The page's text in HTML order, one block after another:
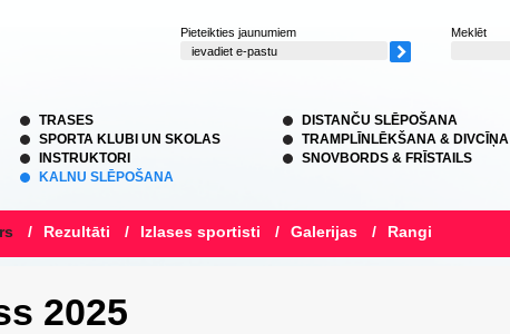
Pieteikties jaunumiem Meklēt
TRASES
SPORTA KLUBI UN SKOLAS
INSTRUKTORI
KALNU SLĒPOŠANA
DISTANČU SLĒPOŠANA
TRAMPLĪNLĒKŠANA & DIVCĪŅA
SNOVBORDS & FRĪSTAILS
/ Rezultāti / Izlases sportisti / Galerijas / Rangi
2025